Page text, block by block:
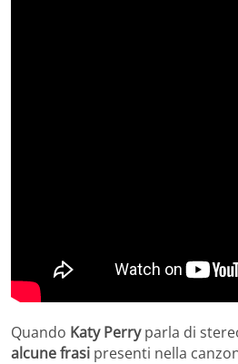
Quando Katy Perryparla di
alcune frasi presenti nella